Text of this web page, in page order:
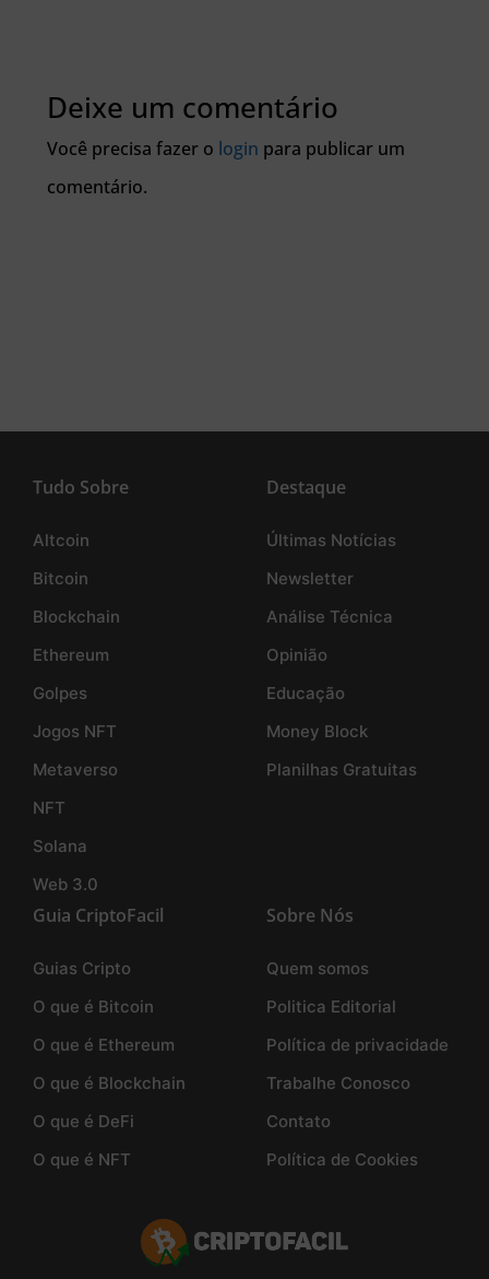
Deixe um comentário
Você precisa fazer o login para publicar um
comentário.
Tudo Sobre
Altcoin
Bitcoin
Blockchain
Ethereum
Golpes
Jogos NFT
Metaverso
NFT
Solana
Web 3.0
Destaque
Últimas Notícias
Newsletter
Análise Técnica
Opinião
Educação
Money Block
Planilhas Gratuitas
Guia CriptoFacil
Guias Cripto
O que é Bitcoin
O que é Ethereum
O que é Blockchain
O que é DeFi
O que é NFT
Sobre Nós
Quem somos
Politica Editorial
Política de privacidade
Trabalhe Conosco
Contato
Política de Cookies